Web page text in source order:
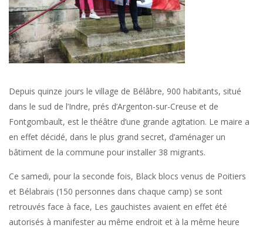
Depuis quinze jours le village de Bélâbre, 900 habitants, situé
dans le sud de l’Indre, prés d’Argenton-sur-Creuse et de
Fontgombault, est le théâtre d’une grande agitation. Le maire a
en effet décidé, dans le plus grand secret, d’aménager un
bâtiment de la commune pour installer 38 migrants.
Ce samedi, pour la seconde fois, Black blocs venus de Poitiers
et Bélabrais (150 personnes dans chaque camp) se sont
retrouvés face à face, Les gauchistes avaient en effet été
autorisés à manifester au même endroit et à la même heure